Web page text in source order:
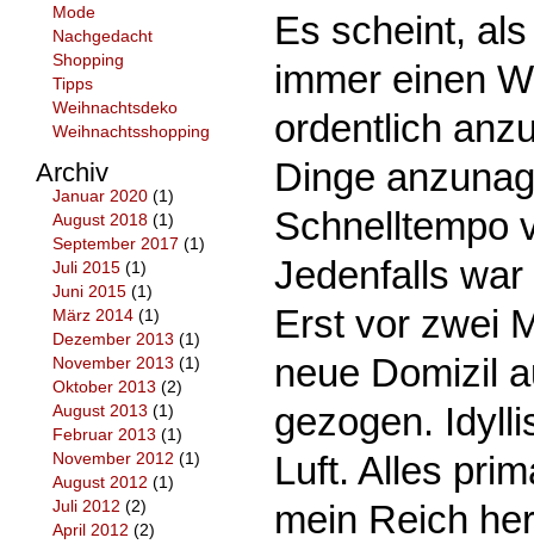
Mode
Nachgedacht
Shopping
Tipps
Weihnachtsdeko
Weihnachtsshopping
Archiv
Januar 2020 (1)
August 2018 (1)
September 2017 (1)
Juli 2015 (1)
Juni 2015 (1)
März 2014 (1)
Dezember 2013 (1)
November 2013 (1)
Oktober 2013 (2)
August 2013 (1)
Februar 2013 (1)
November 2012 (1)
August 2012 (1)
Juli 2012 (2)
April 2012 (2)
Es scheint,
immer einen
ordentlich
Dinge
Schnelltempo
Jedenfalls
Erst vor zwei
neue Domizil
gezogen.
Luft. Alles
mein Reich